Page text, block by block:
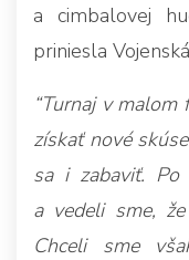
a cimbalovej
priniesla
“Turnaj v
získať nové
sa i zabaviť.
a vedeli sme,
Chceli sme